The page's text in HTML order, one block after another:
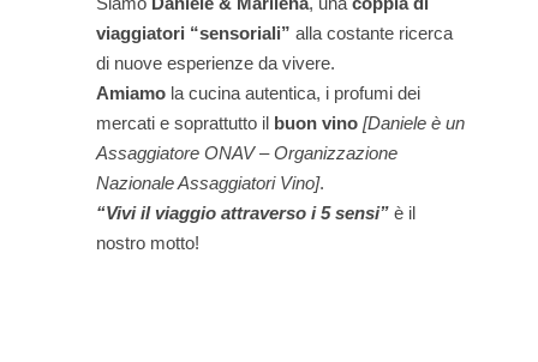
viaggiatori “sensoriali” alla costante ricerca
di nuove esperienze da vivere.
Amiamo la cucina autentica, i profumi dei
mercati e soprattutto il buon vino [Daniele è un
Assaggiatore ONAV – Organizzazione
Nazionale Assaggiatori Vino].
“Vivi il viaggio attraverso i 5 sensi” è il
nostro motto!